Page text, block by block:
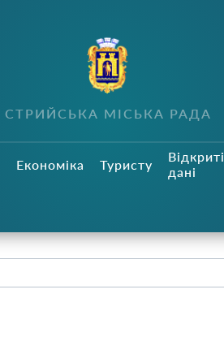
СТРИЙСЬКА МІСЬКА РАДА
Економіка Туристу
Відкриті
дані